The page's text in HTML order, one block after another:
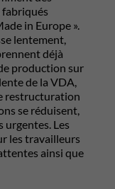
in Europe ».
lentement,
déjà
production sur
de la VDA,
restructuration
se réduisent,
urgentes. Les
les travailleurs
ainsi que